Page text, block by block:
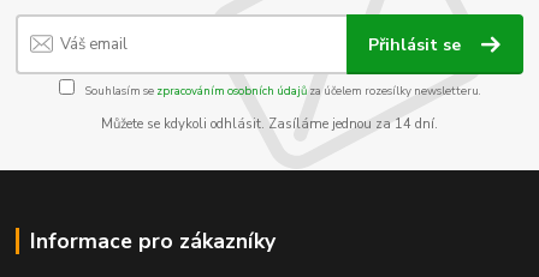
Přihlásit se
Souhlasím se zpracováním osobních údajůza účelem rozesílky newsletteru.
Můžete se kdykoli odhlásit. Zasíláme jednou za 14 dní.
Informace pro zákazníky